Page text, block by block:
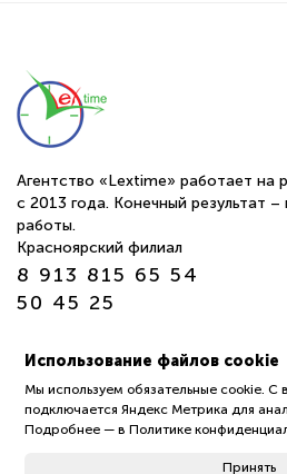
Агентство «Lextime» работает на
с 2013 года. Конечный результат
работы.
Красноярский филиал
8 913 815 65 54
50 45 25
пн-пт 9:00—18:00
Политика обработки защиты
пользователей (Политика
Использование файлов cookie
Мы используем обязательные cookie. С
подключается Яндекс Метрика для
Подробнее — в Политике
Принять